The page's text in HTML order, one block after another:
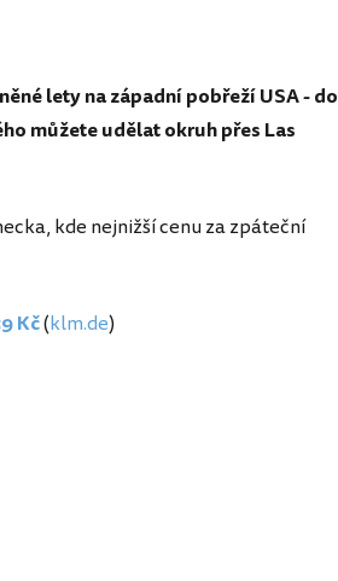
lety na západní pobřeží USA - do
můžete udělat okruh přes Las
kde nejnižší cenu za zpáteční
Kč(klm.de)